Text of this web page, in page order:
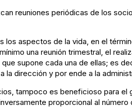
reuniones periódicas de los
aspectos de la vida, en el
una reunión trimestral, el
supone cada una de ellas; es
la dirección y por ende a la
tampoco es beneficioso para el
proporcional al número